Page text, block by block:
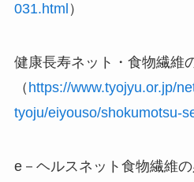
031.html ）
健康長寿ネット・食物繊維
（ https://www.tyojyu.or.jp/
tyoju/eiyouso/shokumotsu-
e－ヘルスネット食物繊維